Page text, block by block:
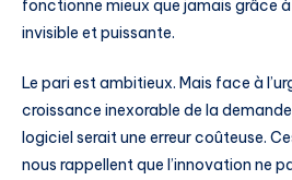
fonctionne mieux que jamais grâce
invisible et puissante.
Le pari est ambitieux. Mais face à
croissance inexorable de la
logiciel serait une erreur coûteuse.
nous rappellent que l’innovation ne